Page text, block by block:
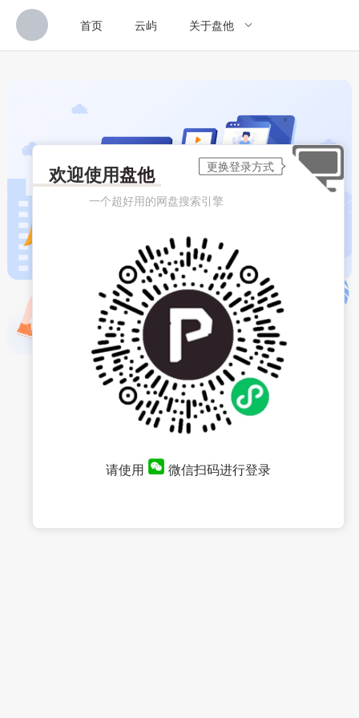
首页 云屿 关于盘他
欢迎使用盘他
一个超好用的网盘搜索引擎
请使用 微信扫码进行登录